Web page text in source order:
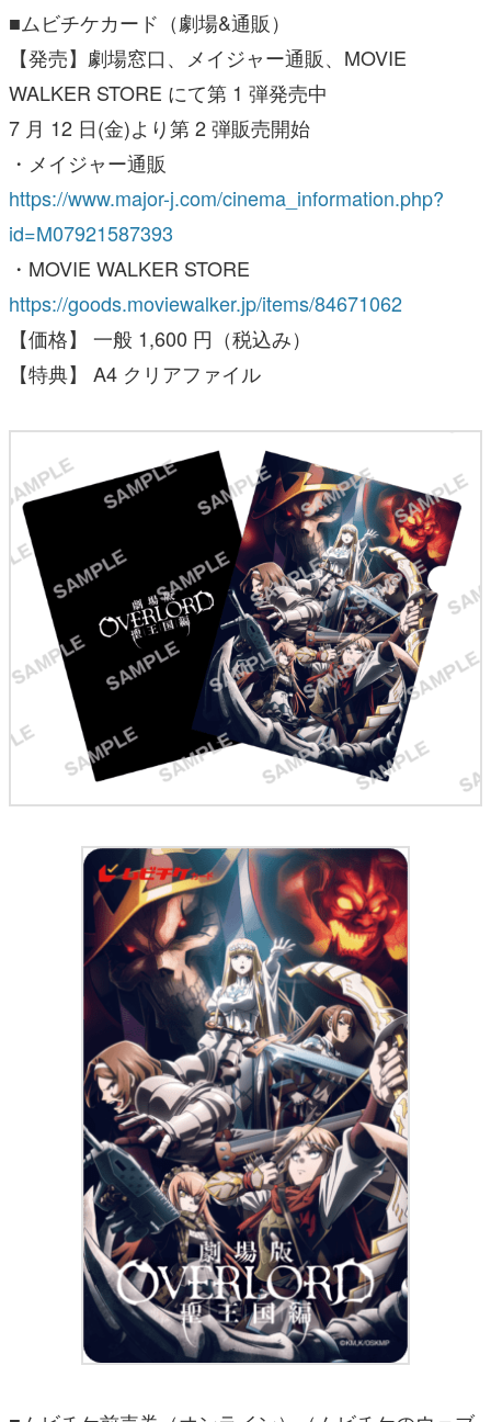
■ムビチケカード（劇場&通販）
【発売】劇場窓口、メイジャー通販、MOVIE
WALKER STORE にて第 1 弾発売中
7 月 12 日(金)より第 2 弾販売開始
・メイジャー通販
https://www.major-j.com/cinema_information.php?
id=M07921587393
・MOVIE WALKER STORE
https://goods.moviewalker.jp/items/84671062
【価格】 一般 1,600 円（税込み）
【特典】 A4 クリアファイル